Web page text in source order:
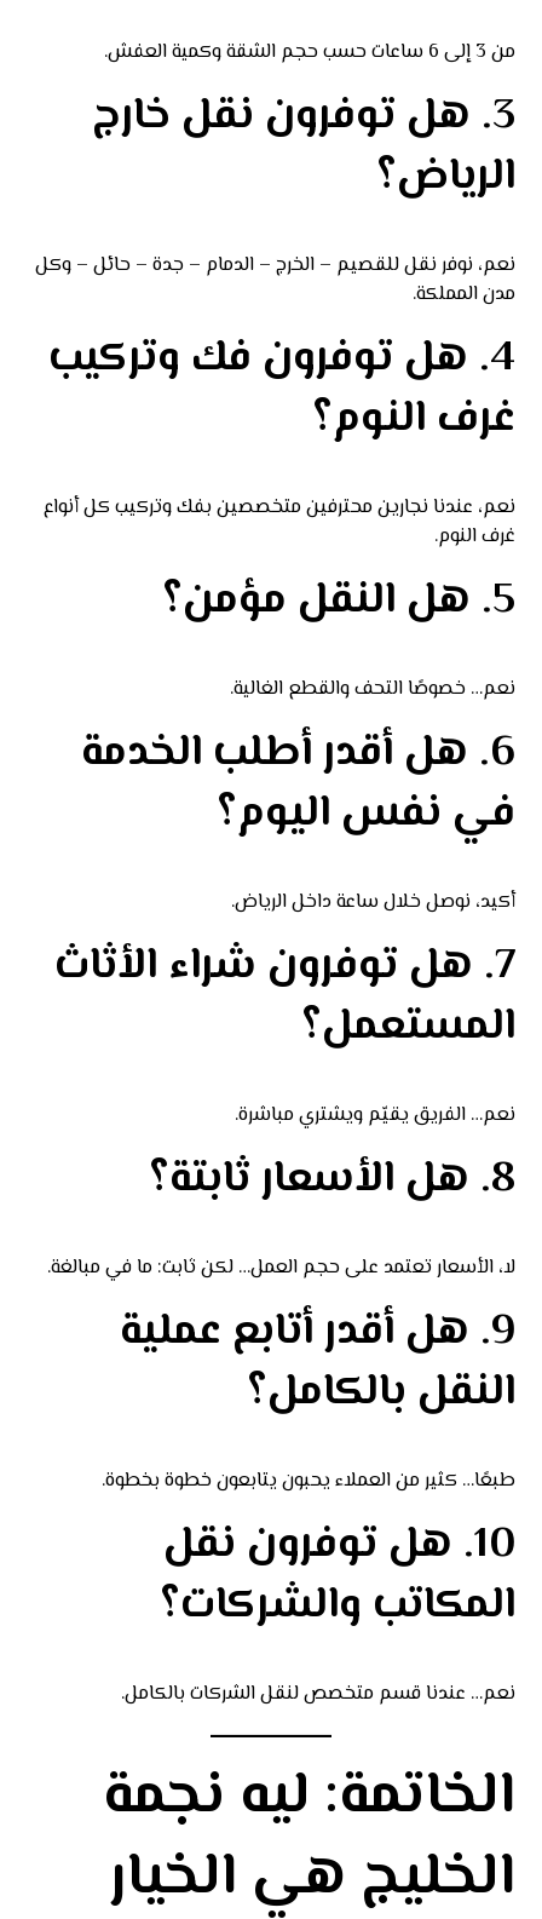
من 3 إلى 6 ساعات حسب حجم الشقة وكمية العفش.
3. هل توفرون نقل خارج
الرياض؟
نعم، نوفر نقل للقصيم – الخرج – الدمام – جدة – حائل – وكل
مدن المملكة.
4. هل توفرون فك وتركيب
غرف النوم؟
نعم، عندنا نجارين محترفين متخصصين بفك وتركيب كل أنواع
غرف النوم.
5. هل النقل مؤمن؟
نعم… خصوصًا التحف والقطع الغالية.
6. هل أقدر أطلب الخدمة
في نفس اليوم؟
أكيد، نوصل خلال ساعة داخل الرياض.
7. هل توفرون شراء الأثاث
المستعمل؟
نعم… الفريق يقيّم ويشتري مباشرة.
8. هل الأسعار ثابتة؟
لا، الأسعار تعتمد على حجم العمل… لكن ثابت: ما في مبالغة.
9. هل أقدر أتابع عملية
النقل بالكامل؟
طبعًا… كثير من العملاء يحبون يتابعون خطوة بخطوة.
10. هل توفرون نقل
المكاتب والشركات؟
نعم… عندنا قسم متخصص لنقل الشركات بالكامل.
الخاتمة: ليه نجمة
الخليج هي الخيار